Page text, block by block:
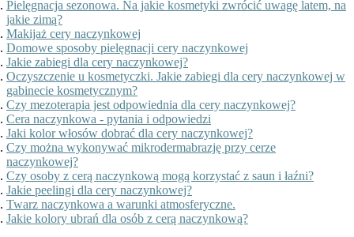
Pielęgnacja sezonowa. Na jakie kosmetyki zwrócić uwagę latem, na
jakie zimą?
Makijaż cery naczynkowej
Domowe sposoby pielęgnacji cery naczynkowej
Jakie zabiegi dla cery naczynkowej?
Oczyszczenie u kosmetyczki. Jakie zabiegi dla cery naczynkowej w
gabinecie kosmetycznym?
Czy mezoterapia jest odpowiednia dla cery naczynkowej?
Cera naczynkowa - pytania i odpowiedzi
Jaki kolor włosów dobrać dla cery naczynkowej?
Czy można wykonywać mikrodermabrazję przy cerze
naczynkowej?
Czy osoby z cerą naczynkową mogą korzystać z saun i łaźni?
Jakie peelingi dla cery naczynkowej?
Twarz naczynkowa a warunki atmosferyczne.
Jakie kolory ubrań dla osób z cerą naczynkową?